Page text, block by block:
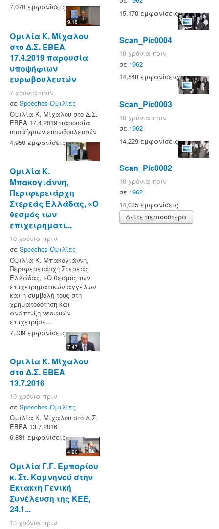
7,078 εμφανίσεις
9:18
Ομιλία Κ. Μίχαλου
στο Δ.Σ. ΕΒΕΑ
17.4.2019 παρουσία
υποψήφιων
ευρωβουλευτών
7 χρόνια πριν
σε Speeches-Ομιλίες
Ομιλία Κ. Μίχαλου στο Δ.Σ.
ΕΒΕΑ 17.4.2019 παρουσία
υποψήφιων ευρωβουλευτών
4,950 εμφανίσεις
Ομιλία Κ.
Μπακογιάννη,
Περιφερειάρχη
Στερεάς Ελλάδας, «Ο
θεσμός των
επιχειρηματι...
10 χρόνια πριν
σε Speeches-Ομιλίες
Ομιλία Κ. Μπακογιάννη,
Περιφερειάρχη Στερεάς
Ελλάδας, «Ο θεσμός των
επιχειρηματικών αγγέλων
και η συμβολή τους στη
χρηματοδότηση και
ανάπτυξη νεοφυών
επιχειρήσε...
7,339 εμφανίσεις
7:47
Ομιλία Κ. Μίχαλου
στο Δ.Σ. ΕΒΕΑ
13.7.2016
10 χρόνια πριν
σε Speeches-Ομιλίες
Ομιλία Κ. Μίχαλου στο Δ.Σ.
ΕΒΕΑ 13.7.2016
6,881 εμφανίσεις
4:20
Ομιλία Γ.Γ. Εμπορίου
κ. Στ. Κομνηνού στην
Έκτακτη Γενική
Συνέλευση της ΚΕΕ,
24.1...
13 χρόνια πριν
15,170 εμφανίσεις
Scan_Pic0004
10 χρόνια πριν
σε 1962
14,548 εμφανίσεις
Scan_Pic0003
10 χρόνια πριν
σε 1962
14,229 εμφανίσεις
Scan_Pic0002
10 χρόνια πριν
σε 1962
14,035 εμφανίσεις
Δείτε περισσότερα